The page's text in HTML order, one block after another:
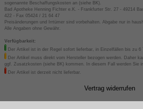
sogenannte Beschaffungskosten an (siehe BK).
Bad Apotheke Henning Fichter e.K. - Frankfurter Str. 27 - 49214
422 - Fax 05424 / 21 64 47
Preisänderungen und Irrtümer sind vorbehalten. Abgabe nur in
Alle Angaben ohne Gewähr.
Verfügbarkeit:
Der Artikel ist in der Regel sofort lieferbar, in Einzelfällen bis zu 6
Der Artikel muss direkt vom Hersteller bezogen werden. Daher
ggf. Zusatzkosten (siehe BK) kommen. In diesem Fall werden Sie
Der Artikel ist derzeit nicht lieferbar.
Vertrag widerrufen